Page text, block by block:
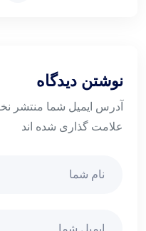
نوشتن دیدگاه
آدرس ایمیل شما منتشر
علامت گذاری شده اند